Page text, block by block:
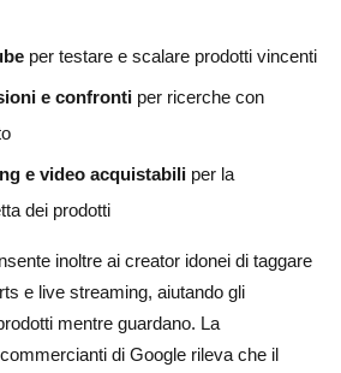
YouTube
di YouTube
gli influencer di YouTube per il
rispetto ai grandi creator
di ingaggiare un creator
per testare e scalare prodotti vincenti
e confronti per ricerche con
e video acquistabili per la
dei prodotti
inoltre ai creator idonei di taggare
e live streaming, aiutando gli
mentre guardano. La
di Google rileva che il